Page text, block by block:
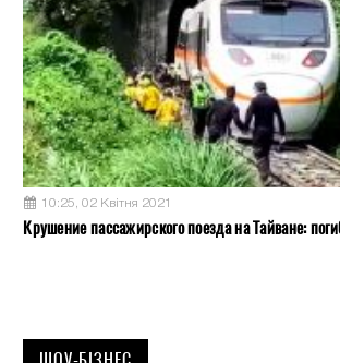
10:25, 02 Квітня 2021
Крушение пассажирского поезда на Тайване: